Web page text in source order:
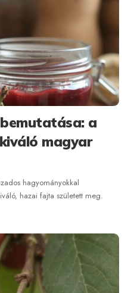
a
magyar
hagyományokkal
hazai fajta született meg.